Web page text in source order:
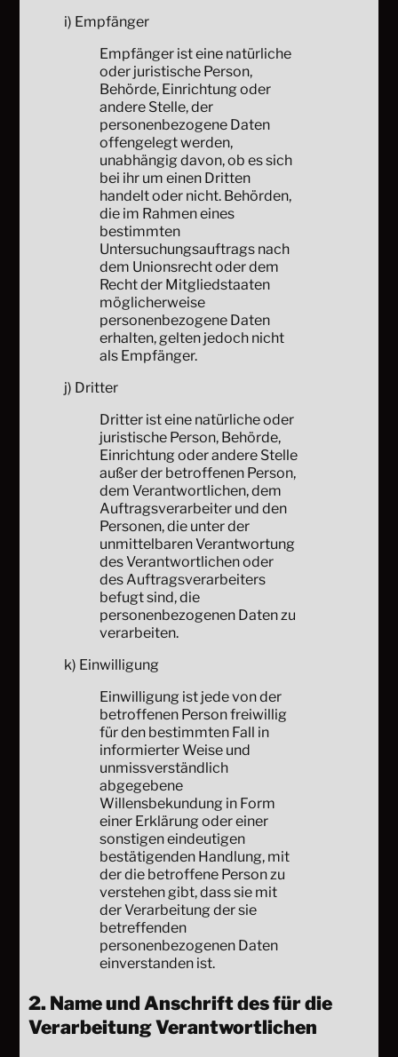
i) Empfänger
Empfänger ist eine natürliche
oder juristische Person,
Behörde, Einrichtung oder
andere Stelle, der
personenbezogene Daten
offengelegt werden,
unabhängig davon, ob es sich
bei ihr um einen Dritten
handelt oder nicht. Behörden,
die im Rahmen eines
bestimmten
Untersuchungsauftrags nach
dem Unionsrecht oder dem
Recht der Mitgliedstaaten
möglicherweise
personenbezogene Daten
erhalten, gelten jedoch nicht
als Empfänger.
j) Dritter
Dritter ist eine natürliche oder
juristische Person, Behörde,
Einrichtung oder andere Stelle
außer der betroffenen Person,
dem Verantwortlichen, dem
Auftragsverarbeiter und den
Personen, die unter der
unmittelbaren Verantwortung
des Verantwortlichen oder
des Auftragsverarbeiters
befugt sind, die
personenbezogenen Daten zu
verarbeiten.
k) Einwilligung
Einwilligung ist jede von der
betroffenen Person freiwillig
für den bestimmten Fall in
informierter Weise und
unmissverständlich
abgegebene
Willensbekundung in Form
einer Erklärung oder einer
sonstigen eindeutigen
bestätigenden Handlung, mit
der die betroffene Person zu
verstehen gibt, dass sie mit
der Verarbeitung der sie
betreffenden
personenbezogenen Daten
einverstanden ist.
2. Name und Anschrift des für die
Verarbeitung Verantwortlichen